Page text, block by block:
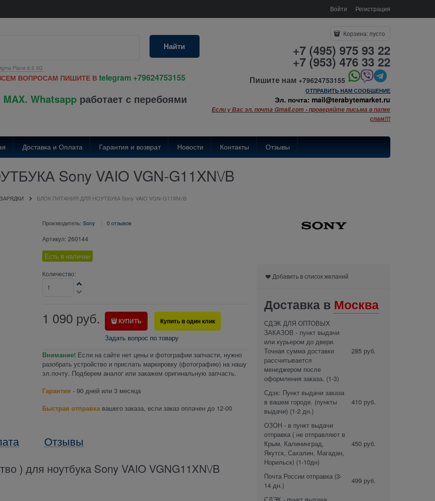
Войти Регистрация
Plane 8.5 3G
Найти
ВОПРОСАМ ПИШИТЕ В telegram +79624753155
Whatsapp работает с перебоями
Корзина: пусто
+7 (495) 975 93 22
+7 (953) 476 33 22
Пишите нам +79624753155
ОТПРАВИТЬ НАМ СООБЩЕНИЕ
Эл. почта: mail@terabytemarket.ru
Если у Вас эл. почта Gmail.com - проверяйте письма в папке
спам!!!
Доставка и Оплата Гарантия и возврат Новости Контакты Отзывы
Sony VAIO VGN-G11XN\/B
БЛОК ПИТАНИЯ ДЛЯ НОУТБУКА Sony VAIO VGN-G11XN\/B
Производитель: Sony 0 отзывов
Артикул: 260144
Есть в наличии
Количество:
1 090 руб. КУПИТЬ Купить в один клик
Задать вопрос по товару
Внимание! Если на сайте нет цены и фотографии запчасти, нужно
разобрать устройство и прислать маркировку (фотографию) на нашу
эл.почту. Подберем аналог или закажем оригинальную запчасть.
Гарантия - 90 дней или 3 месяца
Быстрая отправкавашего заказа, если заказ оплачен до 12-00
Отзывы
) для ноутбука Sony VAIO VGNG11XN\/B
Добавить в список желаний
Доставка в Москва
СДЭК ДЛЯ ОПТОВЫХ
ЗАКАЗОВ - пункт выдачи
или курьером до двери.
Точная сумма доставки
рассчитывается
менеджером после
оформления заказа. (1-3)
285 руб.
Сдэк: Пункт выдачи заказа
в вашем городе. (пункты
выдачи) (1-2 дн.)
410 руб.
ОЗОН - в пункт выдачи
отправка ( не отправляют в
Крым, Калининград,
Якутск, Сахалин, Магадан,
Норильск) (1-10дн)
450 руб.
Почта России отправка (3-
14 дн.)
499 руб.